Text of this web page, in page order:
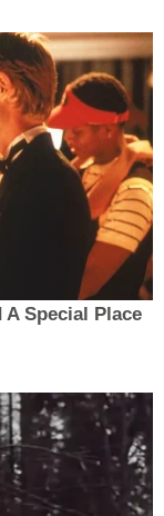
Special Place